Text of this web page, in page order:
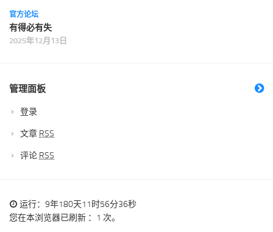
官方论坛
有得必有失
2025年12月13日
管理面板
登录
文章 RSS
评论 RSS
运行：9年180天11时56分36秒
您在本浏览器已刷新 ：1 次。